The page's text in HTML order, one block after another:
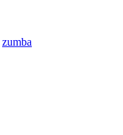
zumba